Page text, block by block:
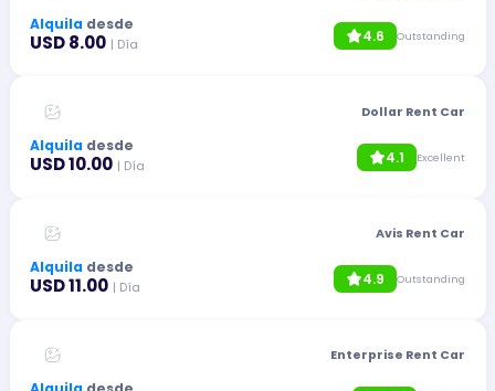
Alquila desde
USD 8.00 | Día 4.6 Outstanding
Dollar Rent Car
Alquila desde
USD 10.00 | Día 4.1 Excellent
Avis Rent Car
Alquila desde
USD 11.00 | Día 4.9 Outstanding
Enterprise Rent Car